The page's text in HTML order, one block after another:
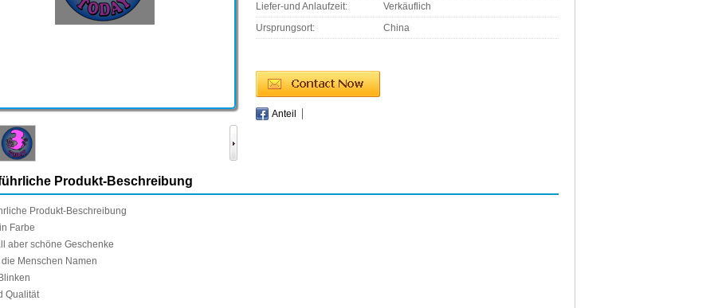
Liefer-und Anlaufzeit:
Verkäuflich
Ursprungsort:
China
Anteil
Produkt-Beschreibung
Produkt-Beschreibung
in Farbe
aber schöne Geschenke
die Menschen Namen
Blinken
Qualität